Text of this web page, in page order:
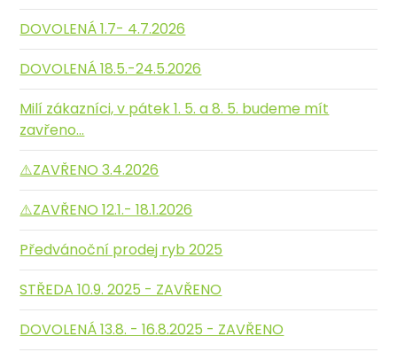
DOVOLENÁ 1.7- 4.7.2026
DOVOLENÁ 18.5.-24.5.2026
Milí zákazníci, v pátek 1. 5. a 8. 5. budeme mít
zavřeno...
⚠️ZAVŘENO 3.4.2026
⚠️ZAVŘENO 12.1.- 18.1.2026
Předvánoční prodej ryb 2025
STŘEDA 10.9. 2025 - ZAVŘENO
DOVOLENÁ 13.8. - 16.8.2025 - ZAVŘENO